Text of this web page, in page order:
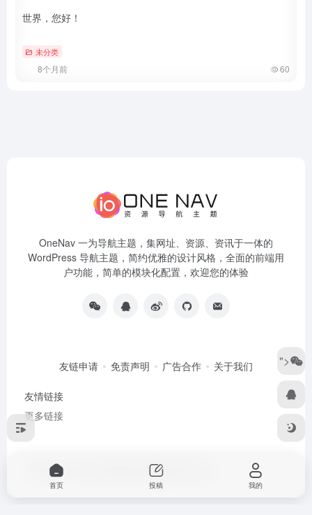
世界，您好！
未分类
8个月前 60
OneNav 一为导航主题，集网址、资源、资讯于一体的
WordPress 导航主题，简约优雅的设计风格，全面的前端用
户功能，简单的模块化配置，欢迎您的体验
友链申请 免责声明 广告合作 关于我们
友情链接
更多链接
Copyright © 2026 OneNav
">
首页 投稿 我的